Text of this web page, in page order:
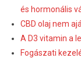
és hormonális
CBD olaj nem
A D3 vitamin a
Fogászati